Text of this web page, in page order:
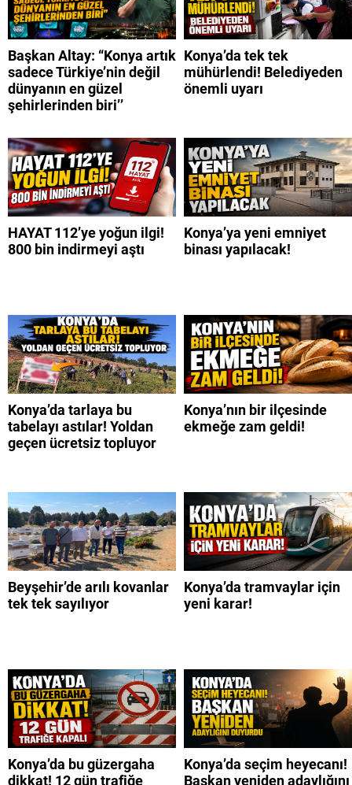
Başkan Altay: “Konya artık
sadece Türkiye’nin değil
dünyanın en güzel
şehirlerinden biri’’
Konya’da tek tek
mühürlendi! Belediyeden
önemli uyarı
HAYAT 112’ye yoğun ilgi!
800 bin indirmeyi aştı
Konya’ya yeni emniyet
binası yapılacak!
Konya’da tarlaya bu
tabelayı astılar! Yoldan
geçen ücretsiz topluyor
Konya’nın bir ilçesinde
ekmeğe zam geldi!
Beyşehir’de arılı kovanlar
tek tek sayılıyor
Konya’da tramvaylar için
yeni karar!
Konya’da bu güzergaha
dikkat! 12 gün trafiğe
Konya’da seçim heyecanı!
Başkan yeniden adaylığını